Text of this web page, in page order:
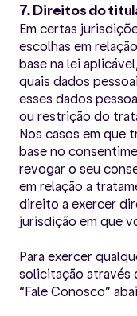
7. Direitos do
Em certas
escolhas em
base na lei
quais dados
esses dados
ou restrição do
Nos casos em que
base no
revogar o seu
em relação a
direito a exercer
jurisdição em que
Para exercer
solicitação através
“Fale Conosco”